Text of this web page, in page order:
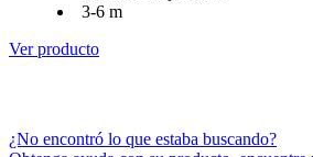
3-6 m
Ver producto
¿No encontró lo que estaba buscando?